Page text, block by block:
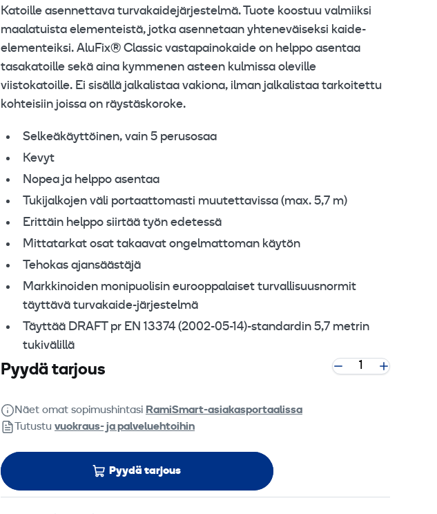
Katoille asennettava turvakaidejärjestelmä. Tuote koostuu valmiiksi
maalatuista elementeistä, jotka asennetaan yhteneväiseksi kaide-
elementeiksi. AluFix® Classic vastapainokaide on helppo asentaa
tasakatoille sekä aina kymmenen asteen kulmissa oleville
viistokatoille. Ei sisällä jalkalistaa vakiona, ilman jalkalistaa tarkoitettu
kohteisiin joissa on räystäskoroke.
Selkeäkäyttöinen, vain 5 perusosaa
Kevyt
Nopea ja helppo asentaa
Tukijalkojen väli portaattomasti muutettavissa (max. 5,7 m)
Erittäin helppo siirtää työn edetessä
Mittatarkat osat takaavat ongelmattoman käytön
Tehokas ajansäästäjä
Markkinoiden monipuolisin eurooppalaiset turvallisuusnormit
täyttävä turvakaide-järjestelmä
Täyttää DRAFT pr EN 13374 (2002-05-14)-standardin 5,7 metrin
tukivälillä
Pyydä tarjous
Näet omat sopimushintasi RamiSmart-asiakasportaalissa
Tutustu vuokraus- ja palveluehtoihin
Pyydä tarjous